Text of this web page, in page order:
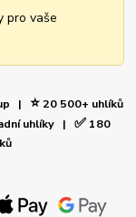
pro vaše
| ⭐20 500+ uhlíků
uhlíky | ✅180